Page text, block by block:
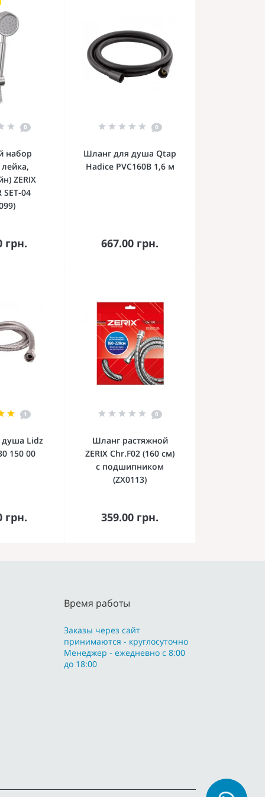
0
набор
ZERIX
SET-04
грн.
0
Шланг для душа Qtap
Hadice PVC160B 1,6 м
667.00 грн.
В корзину
1
Lidz
150 00
грн.
0
Шланг растяжной
ZERIX Chr.F02 (160 см)
с подшипником
(ZX0113)
359.00 грн.
В корзину
Время работы
Заказы через сайт
принимаются - круглосуточно
Менеджер - ежедневно с 8:00
до 18:00